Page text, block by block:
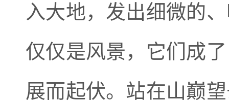
入大地，发出细微的
仅仅是风景，它们成
展而起伏。 站在山巅